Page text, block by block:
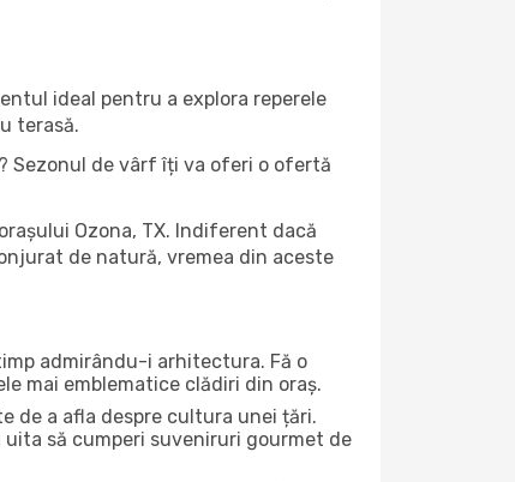
ideal pentru a explora reperele
terasă.
Sezonul de vârf îți va oferi o ofertă
Ozona, TX. Indiferent dacă
de natură, vremea din aceste
admirându-i arhitectura. Fă o
mai emblematice clădiri din oraș.
de a afla despre cultura unei țări.
să cumperi suveniruri gourmet de